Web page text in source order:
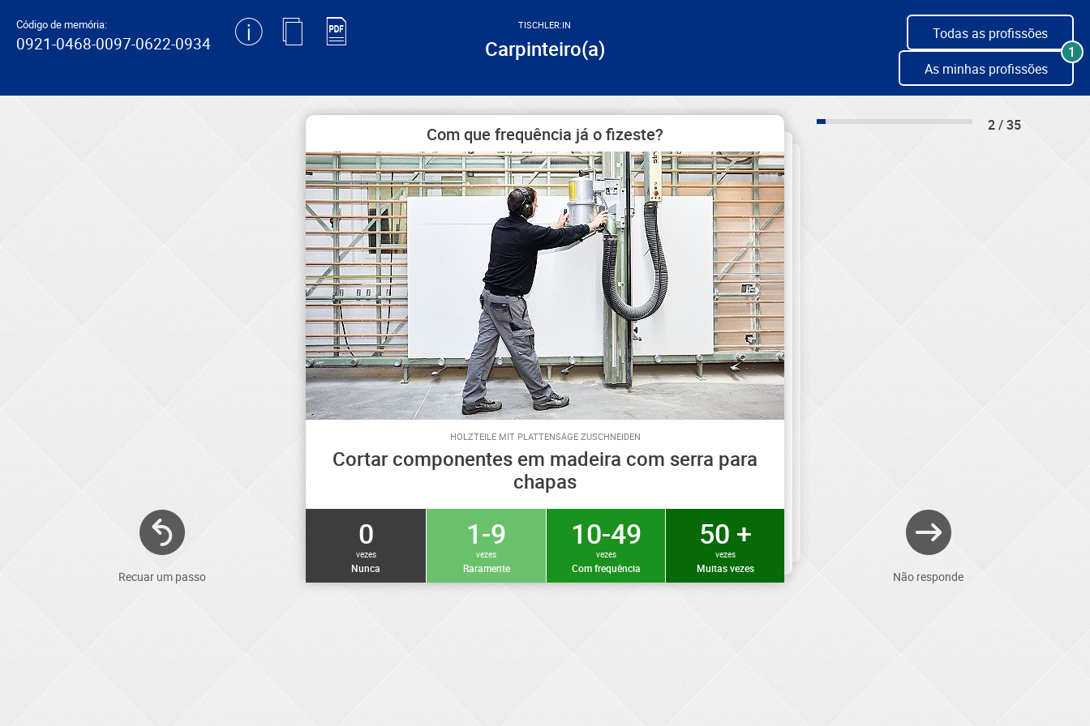
Código de memória:
0921-0468-0097-0622-0934
TISCHLER:IN
Carpinteiro(a)
Todas as profissões
As minhas profissões
1
Recuar um passo
Com que frequência já o fizeste?
HOLZTEILE MIT PLATTENSÄGE ZUSCHNEIDEN
Cortar componentes em madeira com serra para
chapas
0
vezes
Nunca
1-9
vezes
Raramente
10-49
vezes
Com frequência
50 +
vezes
Muitas vezes
2 / 35
Não responde